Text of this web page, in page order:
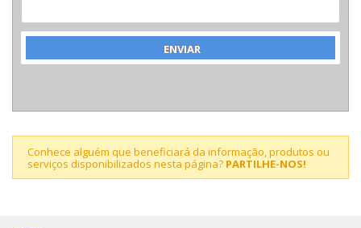
Conhece alguém que beneficiará da informação, produtos ou
serviços disponibilizados nesta página? PARTILHE-NOS!